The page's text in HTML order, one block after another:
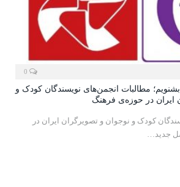
مطالبات انجمن‌های نویسندگان کودک و
ایران در حوزه‌ی فرهنگ
کودک و نوجوان و تصویرگران ایران در
جدید…